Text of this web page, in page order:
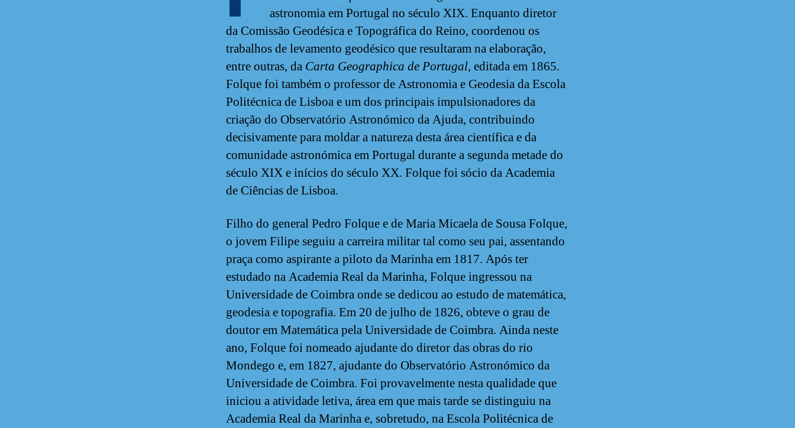
astronomia em Portugal no século XIX. Enquanto diretor
da Comissão Geodésica e Topográfica do Reino, coordenou os
trabalhos de levamento geodésico que resultaram na elaboração,
entre outras, da Carta Geographica de Portugal, editada em 1865.
Folque foi também o professor de Astronomia e Geodesia da Escola
Politécnica de Lisboa e um dos principais impulsionadores da
criação do Observatório Astronómico da Ajuda, contribuindo
decisivamente para moldar a natureza desta área científica e da
comunidade astronómica em Portugal durante a segunda metade do
século XIX e inícios do século XX. Folque foi sócio da Academia
de Ciências de Lisboa.
Filho do general Pedro Folque e de Maria Micaela de Sousa Folque,
o jovem Filipe seguiu a carreira militar tal como seu pai, assentando
praça como aspirante a piloto da Marinha em 1817. Após ter
estudado na Academia Real da Marinha, Folque ingressou na
Universidade de Coimbra onde se dedicou ao estudo de matemática,
geodesia e topografia. Em 20 de julho de 1826, obteve o grau de
doutor em Matemática pela Universidade de Coimbra. Ainda neste
ano, Folque foi nomeado ajudante do diretor das obras do rio
Mondego e, em 1827, ajudante do Observatório Astronómico da
Universidade de Coimbra. Foi provavelmente nesta qualidade que
iniciou a atividade letiva, área em que mais tarde se distinguiu na
Academia Real da Marinha e, sobretudo, na Escola Politécnica de